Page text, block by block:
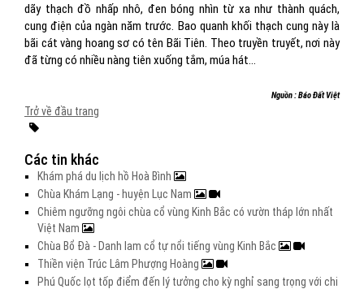
dãy thạch đồ nhấp nhô, đen bóng nhìn từ xa như thành quách,
cung điện của ngàn năm trước. Bao quanh khối thạch cung này là
bãi cát vàng hoang sơ có tên Bãi Tiên. Theo truyền truyết, nơi này
đã từng có nhiều nàng tiên xuống tắm, múa hát...
Nguồn : Báo Đất Việt
Trở về đầu trang
Các tin khác
Khám phá du lịch hồ Hoà Bình
Chùa Khám Lạng - huyện Lục Nam
Chiêm ngưỡng ngôi chùa cổ vùng Kinh Bắc có vườn tháp lớn nhất
Việt Nam
Chùa Bổ Đà - Danh lam cổ tự nổi tiếng vùng Kinh Bắc
Thiền viện Trúc Lâm Phượng Hoàng
Phú Quốc lọt tốp điểm đến lý tưởng cho kỳ nghỉ sang trọng với chi